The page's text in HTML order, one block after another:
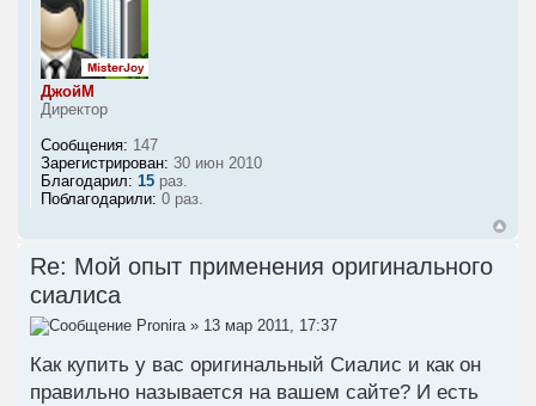
ДжойМ
Директор
Сообщения: 147
Зарегистрирован: 30 июн 2010
Благодарил: 15 раз.
Поблагодарили: 0 раз.
Re: Мой опыт применения оригинального
сиалиса
Pronira» 13 мар 2011, 17:37
Как купить у вас оригинальный Сиалис и как он
правильно называется на вашем сайте? И есть